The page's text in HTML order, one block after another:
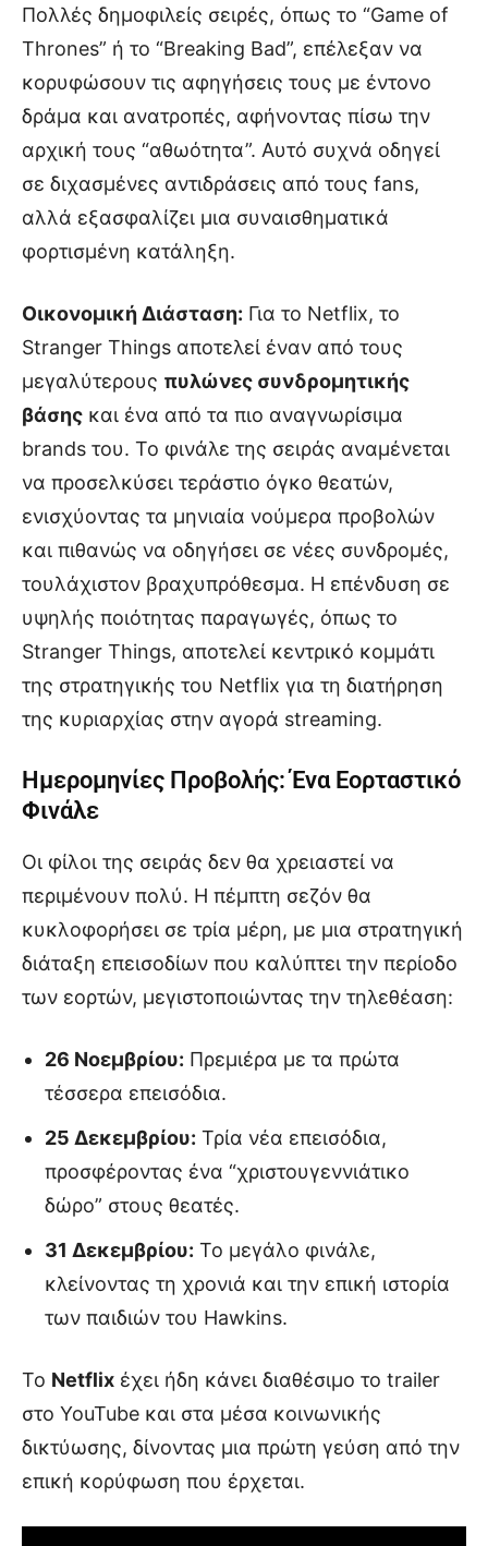
Πολλές δημοφιλείς σειρές, όπως το “Game of
Thrones” ή το “Breaking Bad”, επέλεξαν να
κορυφώσουν τις αφηγήσεις τους με έντονο
δράμα και ανατροπές, αφήνοντας πίσω την
αρχική τους “αθωότητα”. Αυτό συχνά οδηγεί
σε διχασμένες αντιδράσεις από τους fans,
αλλά εξασφαλίζει μια συναισθηματικά
φορτισμένη κατάληξη.
Οικονομική Διάσταση: Για το Netflix, το
Stranger Things αποτελεί έναν από τους
μεγαλύτερους πυλώνες συνδρομητικής
βάσης και ένα από τα πιο αναγνωρίσιμα
brands του. Το φινάλε της σειράς αναμένεται
να προσελκύσει τεράστιο όγκο θεατών,
ενισχύοντας τα μηνιαία νούμερα προβολών
και πιθανώς να οδηγήσει σε νέες συνδρομές,
τουλάχιστον βραχυπρόθεσμα. Η επένδυση σε
υψηλής ποιότητας παραγωγές, όπως το
Stranger Things, αποτελεί κεντρικό κομμάτι
της στρατηγικής του Netflix για τη διατήρηση
της κυριαρχίας στην αγορά streaming.
Ημερομηνίες Προβολής: Ένα Εορταστικό
Φινάλε
Οι φίλοι της σειράς δεν θα χρειαστεί να
περιμένουν πολύ. Η πέμπτη σεζόν θα
κυκλοφορήσει σε τρία μέρη, με μια στρατηγική
διάταξη επεισοδίων που καλύπτει την περίοδο
των εορτών, μεγιστοποιώντας την τηλεθέαση:
26 Νοεμβρίου: Πρεμιέρα με τα πρώτα
τέσσερα επεισόδια.
25 Δεκεμβρίου: Τρία νέα επεισόδια,
προσφέροντας ένα “χριστουγεννιάτικο
δώρο” στους θεατές.
31 Δεκεμβρίου: Το μεγάλο φινάλε,
κλείνοντας τη χρονιά και την επική ιστορία
των παιδιών του Hawkins.
Το Netflix έχει ήδη κάνει διαθέσιμο το trailer
στο YouTube και στα μέσα κοινωνικής
δικτύωσης, δίνοντας μια πρώτη γεύση από την
επική κορύφωση που έρχεται.